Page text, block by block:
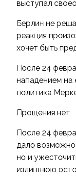
выступал
Берлин не
реакция
хочет быть
После 24
нападением на
политика
Прощения нет
После 24
дало
но и
излишнюю